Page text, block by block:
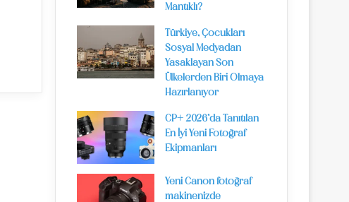
Mantıklı?
Türkiye, Çocukları
Sosyal Medyadan
Yasaklayan Son
Ülkelerden Biri Olmaya
Hazırlanıyor
CP+ 2026’da Tanıtılan
En İyi Yeni Fotoğraf
Ekipmanları
Yeni Canon fotoğraf
makinenizde